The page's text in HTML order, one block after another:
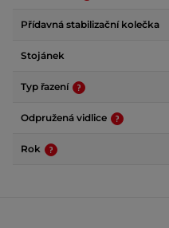
Přídavná stabilizační kolečka
Stojánek
Typ řazení
Odpružená vidlice
Rok